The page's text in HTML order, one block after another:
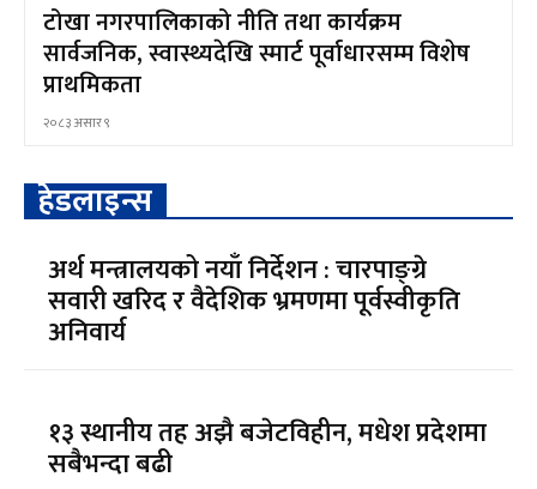
टोखा नगरपालिकाको नीति तथा कार्यक्रम
सार्वजनिक, स्वास्थ्यदेखि स्मार्ट पूर्वाधारसम्म विशेष
प्राथमिकता
२०८३ असार ९
हेडलाइन्स
अर्थ मन्त्रालयको नयाँ निर्देशन : चारपाङ्ग्रे
सवारी खरिद र वैदेशिक भ्रमणमा पूर्वस्वीकृति
अनिवार्य
१३ स्थानीय तह अझै बजेटविहीन, मधेश प्रदेशमा
सबैभन्दा बढी